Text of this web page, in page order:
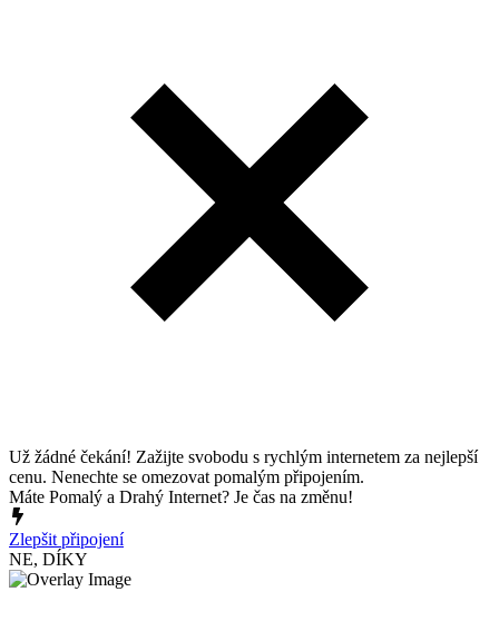
Už žádné čekání! Zažijte svobodu s rychlým internetem za nejlepší
cenu. Nenechte se omezovat pomalým připojením.
Máte Pomalý a Drahý Internet? Je čas na změnu!
Zlepšit připojení
NE, DÍKY